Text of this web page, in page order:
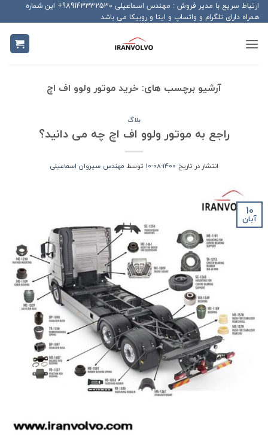
Skip
to
content
ارتباط سریع با مدیر فروش : مهندس اسماعیلی 989143332530+ این شماره
همراه دارای تلگرام و واتساپ و ایتا و روبیکا می باشد
آرشیو برچسب های: خرید موتور ولوو اف اچ
بلاگ
راجع به موتور ولوو اف اچ چه می دانید؟
انتشار در تاریخ 1400-08-10 توسط مهندس سیروان اسماعیلی
10
آبان